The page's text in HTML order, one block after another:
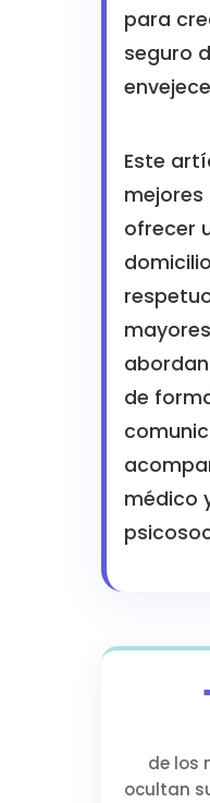
para
seguro
Este
ofrecer
de
médico
de los
ocultan